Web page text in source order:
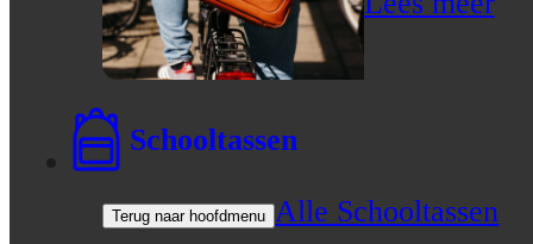
Schooltassen
Terug naar hoofdmenu Alle Schooltassen